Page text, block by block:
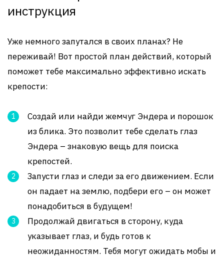
инструкция
Уже немного запутался в своих планах? Не
переживай! Вот простой план действий, который
поможет тебе максимально эффективно искать
крепости:
Создай или найди жемчуг Эндера и порошок
из блика. Это позволит тебе сделать глаз
Эндера – знаковую вещь для поиска
крепостей.
Запусти глаз и следи за его движением. Если
он падает на землю, подбери его – он может
понадобиться в будущем!
Продолжай двигаться в сторону, куда
указывает глаз, и будь готов к
неожиданностям. Тебя могут ожидать мобы и